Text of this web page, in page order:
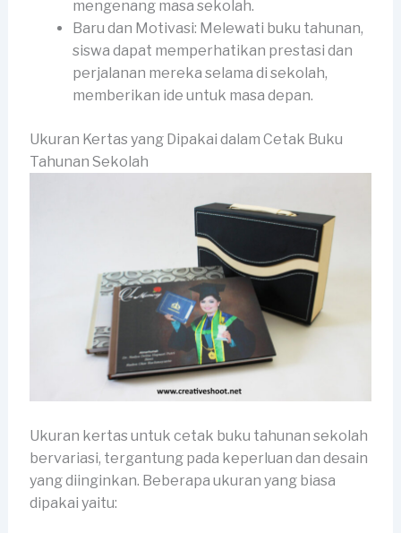
mengenang masa sekolah.
Baru dan Motivasi: Melewati buku tahunan,
siswa dapat memperhatikan prestasi dan
perjalanan mereka selama di sekolah,
memberikan ide untuk masa depan.
Ukuran Kertas yang Dipakai dalam Cetak Buku
Tahunan Sekolah
Ukuran kertas untuk cetak buku tahunan sekolah
bervariasi, tergantung pada keperluan dan desain
yang diinginkan. Beberapa ukuran yang biasa
dipakai yaitu: